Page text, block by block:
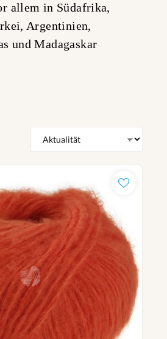
allem in Südafrika,
Argentinien,
und Madagaskar